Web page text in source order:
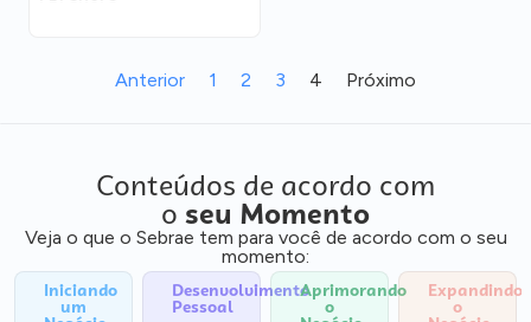
Anterior 1 2 3 4 Próximo
Conteúdos de acordo com
o seu Momento
Veja o que o Sebrae tem para você de acordo com o seu
momento:
Iniciando
um
Desenvolvimento
Pessoal
Aprimorando
o
Expandindo
o